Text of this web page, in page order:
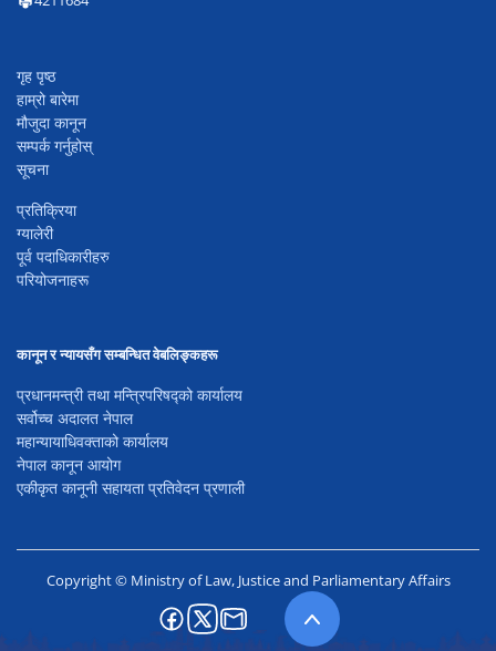
गृह पृष्ठ
हाम्रो बारेमा
मौजुदा कानून
सम्पर्क गर्नुहोस्
सूचना
प्रतिक्रिया
ग्यालेरी
पूर्व पदाधिकारीहरु
परियोजनाहरू
कानून र न्यायसँग सम्बन्धित वेबलिङ्कहरू
प्रधानमन्त्री तथा मन्त्रिपरिषद्को कार्यालय
सर्वोच्च अदालत नेपाल
महान्यायाधिवक्ताको कार्यालय
नेपाल कानून आयोग
एकीकृत कानूनी सहायता प्रतिवेदन प्रणाली
Copyright © Ministry of Law, Justice and Parliamentary Affairs